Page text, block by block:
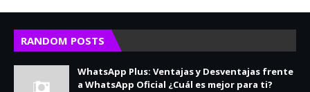
RANDOM POSTS
WhatsApp Plus: Ventajas y Desventajas frente
a WhatsApp Oficial ¿Cuál es mejor para ti?